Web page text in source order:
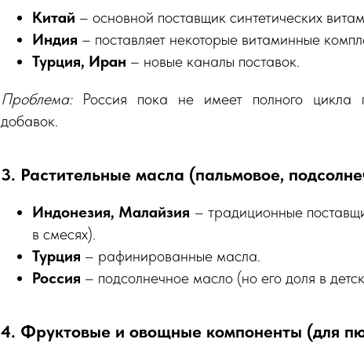
Китай – основной поставщик синтетических
Индия – поставляет некоторые витаминные
Турция, Иран – новые каналы поставок.
Проблема:Россия пока не имеет полного цикла
добавок.
3. Растительные масла (пальмовое,
Индонезия, Малайзия – традиционные
в смесях).
Турция – рафинированные масла.
Россия – подсолнечное масло (но его доля в
4. Фруктовые и овощные компоненты (для